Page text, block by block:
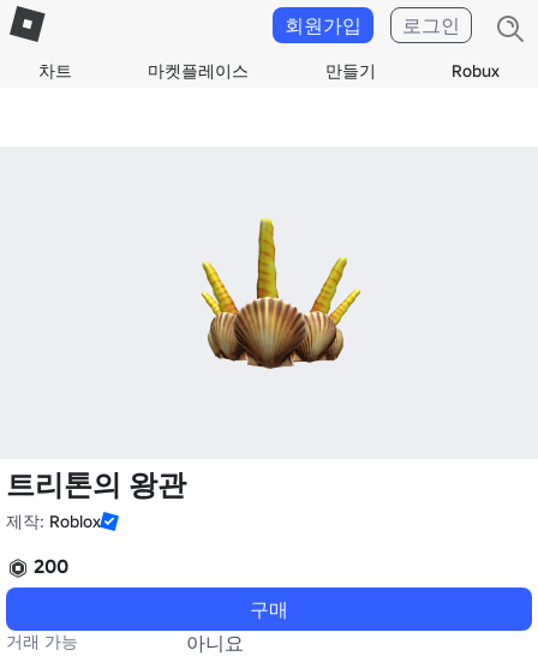
차트 마켓플레이스 만들기 Robux
회원가입 로그인
트리톤의 왕관
제작: Roblox
200
구매
거래 가능
아니요